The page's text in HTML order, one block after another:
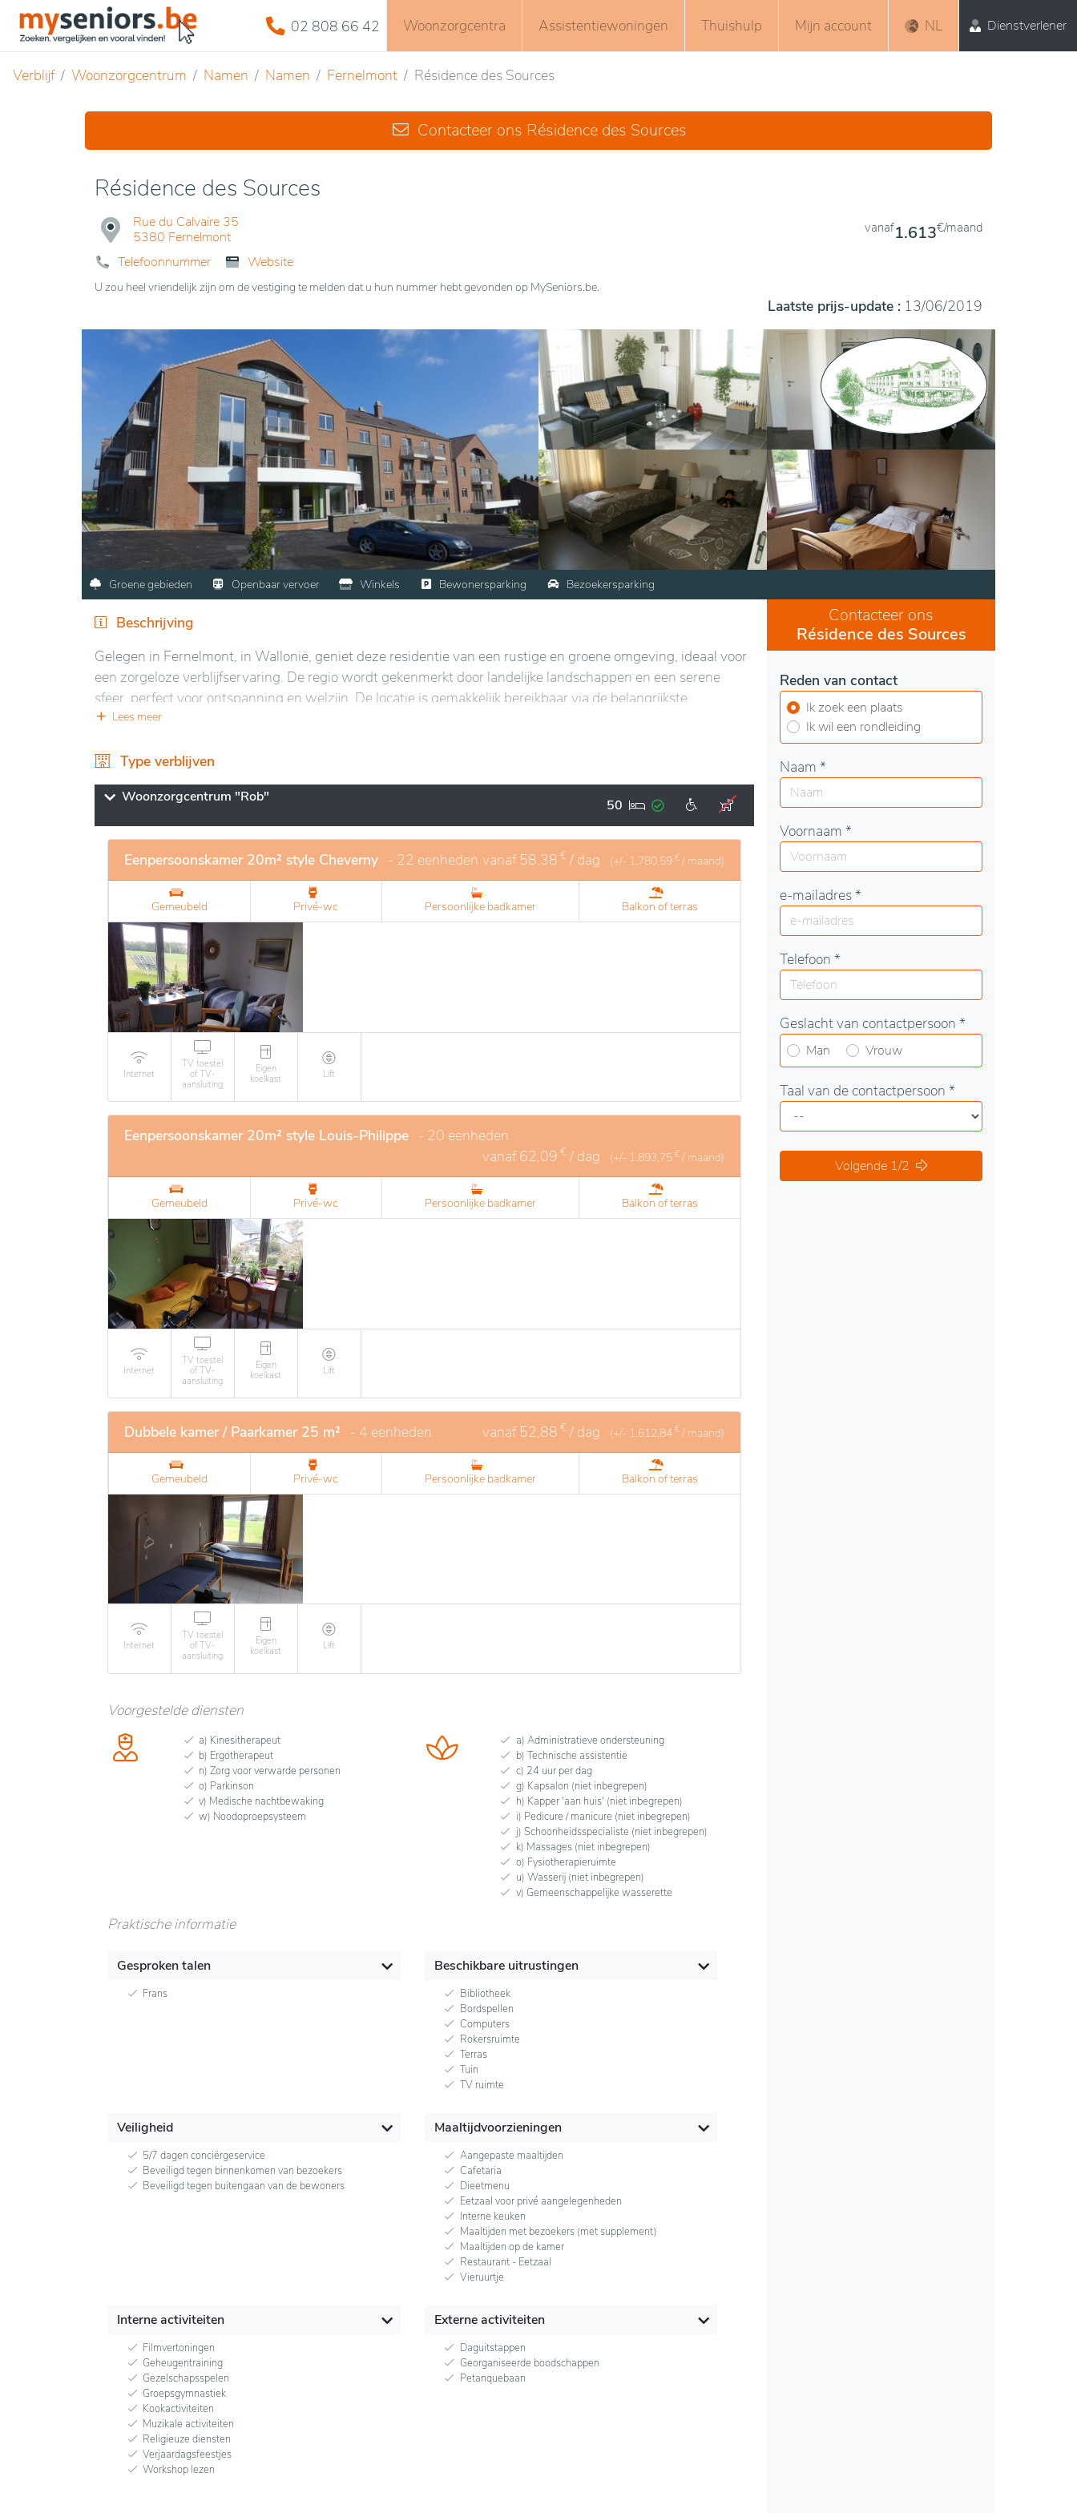
02 808 66 42 Woonzorgcentra Assistentiewoningen Thuishulp Mijn account NL Dienstverlener
Verblijf Woonzorgcentrum Namen Namen Fernelmont Résidence des Sources
Résidence des Sources
Rue du Calvaire 35
5380 Fernelmont
vanaf1.613€/maand
Telefoonnummer Website
U zou heel vriendelijk zijn om de vestiging te melden dat u hun nummer hebt gevonden op MySeniors.be.
Laatste prijs-update : 13/06/2019
Groene gebieden Openbaar vervoer Winkels Bewonersparking Bezoekersparking
Beschrijving
Gelegen in Fernelmont, in Wallonië, geniet deze residentie van een rustige en groene omgeving, ideaal voor
een zorgeloze verblijfservaring. De regio wordt gekenmerkt door landelijke landschappen en een serene
sfeer, perfect voor ontspanning en welzijn. De locatie is gemakkelijk bereikbaar via de belangrijkste
verkeersaders en biedt zowel nabijheid tot lokale voorzieningen als afstand tot stedelijke drukte.
De faciliteiten zijn modern en aangepast, met lichte en comfortabele leefruimtes. Er zijn
ontspanningsruimtes, verzorgde tuinen en gemeenschappelijke plekken die ontmoeting en gezelligheid
bevorderen. Een breed scala aan activiteiten, afgestemd op de behoeften en interesses van de bewoners,
zorgt voor een waardevolle invulling van de dag. Het toegewijde personeel staat garant voor comfort en
veiligheid in een warme en familiale sfeer, waardoor dit een aangename plek is voor wie op zoek is naar rust
en ondersteuning.
Lees meer
Type verblijven
Woonzorgcentrum "Rob" 50
Eenpersoonskamer 20m² style Cheverny - 22 eenheden vanaf 58,38 € / dag (+/- 1.780,59 € / maand)
Gemeubeld Privé-wc Persoonlijke badkamer Balkon of terras
Internet
TV toestel
of TV-
aansluiting
Eigen
koelkast
Lift
Eenpersoonskamer 20m² style Louis-Philippe - 20 eenheden
vanaf62,09 € / dag (+/- 1.893,75 € / maand)
Gemeubeld Privé-wc Persoonlijke badkamer Balkon of terras
Internet
TV toestel
of TV-
aansluiting
Eigen
koelkast
Lift
Dubbele kamer / Paarkamer 25 m² - 4 eenheden vanaf 52,88 € / dag (+/- 1.612,84 € / maand)
Gemeubeld Privé-wc Persoonlijke badkamer Balkon of terras
Internet
TV toestel
of TV-
aansluiting
Eigen
koelkast
Lift
Voorgestelde diensten
a) Kinesitherapeut
b) Ergotherapeut
n) Zorg voor verwarde personen
o) Parkinson
v) Medische nachtbewaking
w) Noodoproepsysteem
a) Administratieve ondersteuning
b) Technische assistentie
c) 24 uur per dag
g) Kapsalon (niet inbegrepen)
h) Kapper 'aan huis' (niet inbegrepen)
i) Pedicure / manicure (niet inbegrepen)
j) Schoonheidsspecialiste (niet inbegrepen)
k) Massages (niet inbegrepen)
o) Fysiotherapieruimte
u) Wasserij (niet inbegrepen)
v) Gemeenschappelijke wasserette
Praktische informatie
Gesproken talen
Frans
Beschikbare uitrustingen
Bibliotheek
Bordspellen
Computers
Rokersruimte
Terras
Tuin
TV ruimte
Veiligheid
5/7 dagen conciërgeservice
Beveiligd tegen binnenkomen van bezoekers
Beveiligd tegen buitengaan van de bewoners
Maaltijdvoorzieningen
Aangepaste maaltijden
Cafetaria
Dieetmenu
Eetzaal voor privé aangelegenheden
Interne keuken
Maaltijden met bezoekers (met supplement)
Maaltijden op de kamer
Restaurant - Eetzaal
Vieruurtje
Interne activiteiten
Filmvertoningen
Geheugentraining
Gezelschapsspelen
Groepsgymnastiek
Kookactiviteiten
Muzikale activiteiten
Religieuze diensten
Verjaardagsfeestjes
Workshop lezen
Externe activiteiten
Daguitstappen
Georganiseerde boodschappen
Petanquebaan
Contacteer ons
Résidence des Sources
Reden van contact
Ik zoek een plaats
Ik wil een rondleiding
Naam *
Voornaam *
e-mailadres *
Telefoon *
Geslacht van contactpersoon *
Man Vrouw
Taal van de contactpersoon *
Volgende 1/2
Contacteer ons Résidence des Sources